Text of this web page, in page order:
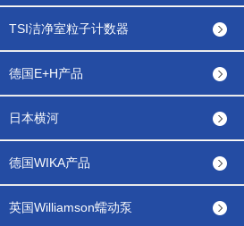
TSI洁净室粒子计数器
德国E+H产品
日本横河
德国WIKA产品
英国Williamson蠕动泵